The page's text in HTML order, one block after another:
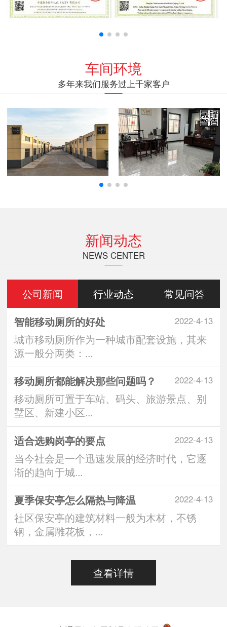
车间环境
多年来我们服务过上千家客户
新闻动态
NEWS CENTER
公司新闻 行业动态 常见问答
2022-4-13
智能移动厕所的好处
城市移动厕所作为一种城市配套设施，其来
源一般分两类：...
2022-4-13
移动厕所都能解决那些问题吗？
移动厕所可置于车站、码头、旅游景点、别
墅区、新建小区...
2022-4-13
适合选购岗亭的要点
当今社会是一个迅速发展的经济时代，它逐
渐的趋向于城...
2022-4-13
夏季保安亭怎么隔热与降温
社区保安亭的建筑材料一般为木材，不锈
钢，金属雕花板，...
查看详情